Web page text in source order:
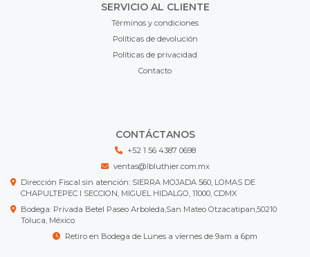
SERVICIO AL CLIENTE
Términos y condiciones
Políticas de devolución
Políticas de privacidad
Contacto
CONTÁCTANOS
+52 1 56 4387 0698
ventas@lbluthier.com.mx
Dirección Fiscal sin atención: SIERRA MOJADA 560, LOMAS DE
CHAPULTEPEC I SECCION, MIGUEL HIDALGO, 11000, CDMX
Bodega: Privada Betel Paseo Arboleda,San Mateo Otzacatipan,50210
Toluca, México
Retiro en Bodega de Lunes a viernes de 9am a 6pm